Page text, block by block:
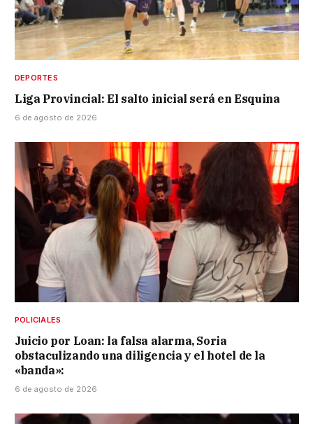
DEPORTES
Liga Provincial: El salto inicial será en Esquina
6 de agosto de 2026
POLICIALES
Juicio por Loan: la falsa alarma, Soria
obstaculizando una diligencia y el hotel de la
«banda»:
6 de agosto de 2026